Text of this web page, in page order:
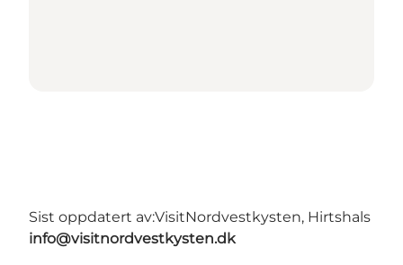
Sist oppdatert av:VisitNordvestkysten, Hirtshals
info@visitnordvestkysten.dk